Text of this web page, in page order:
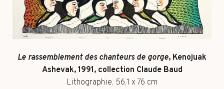
Le rassemblement des chanteurs de gorge, Kenojuak
Ashevak, 1991, collection Claude Baud
Lithographie, 56,1 x 76 cm